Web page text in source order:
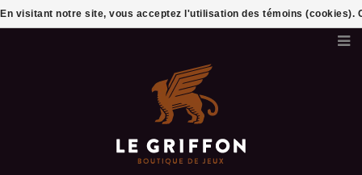
En visitant notre site, vous acceptez l'utilisation des témoins